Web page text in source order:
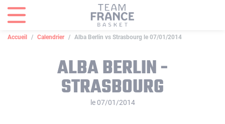
Accueil Calendrier Alba Berlin vs Strasbourg le 07/01/2014
ALBA BERLIN -
STRASBOURG
le 07/01/2014
Panneau de gestion des cookies